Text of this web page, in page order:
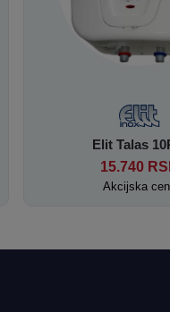
Elit Talas
15.740
Akcijska